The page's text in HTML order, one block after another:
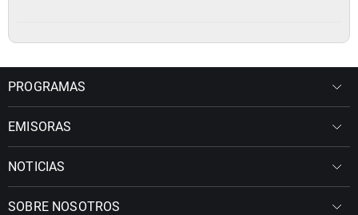
PROGRAMAS
EMISORAS
NOTICIAS
SOBRE NOSOTROS